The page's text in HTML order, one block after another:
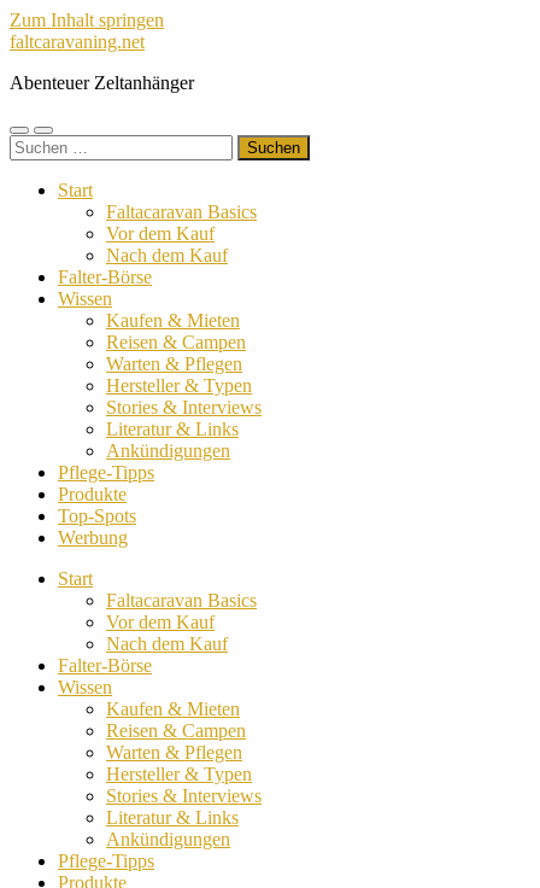
Zum Inhalt springen
faltcaravaning.net
Abenteuer Zeltanhänger
Mobile-
Menü
Suchfeld
ein-/ausblenden
Suchen
nach:
Start
Faltacaravan Basics
Vor dem Kauf
Nach dem Kauf
Falter-Börse
Wissen
Kaufen & Mieten
Reisen & Campen
Warten & Pflegen
Hersteller & Typen
Stories & Interviews
Literatur & Links
Ankündigungen
Pflege-Tipps
Produkte
Top-Spots
Werbung
Start
Faltacaravan Basics
Vor dem Kauf
Nach dem Kauf
Falter-Börse
Wissen
Kaufen & Mieten
Reisen & Campen
Warten & Pflegen
Hersteller & Typen
Stories & Interviews
Literatur & Links
Ankündigungen
Pflege-Tipps
Produkte